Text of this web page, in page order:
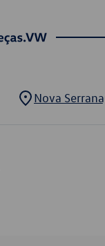
Nova Serrana